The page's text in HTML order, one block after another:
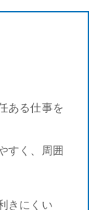
ある仕事を
すく、周囲
きにくい